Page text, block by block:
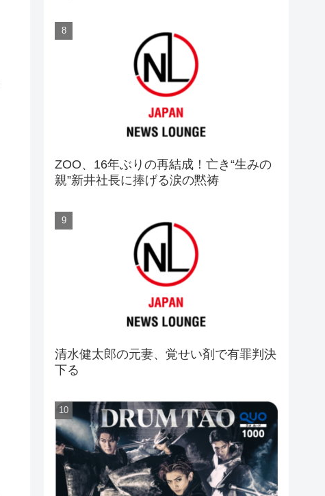
ZOO、16年ぶりの再結成！亡き“生みの
親”新井社長に捧げる涙の黙祷
清水健太郎の元妻、覚せい剤で有罪判決
下る